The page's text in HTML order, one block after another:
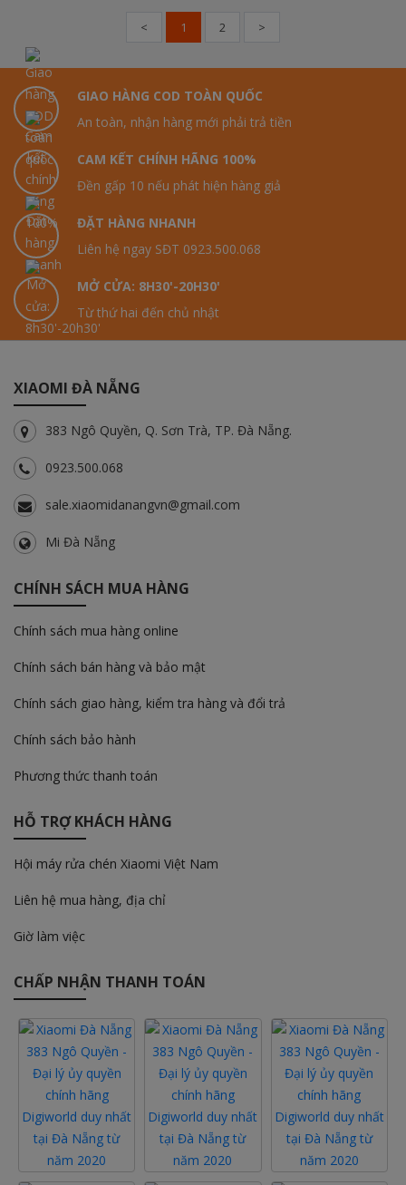
< 1 2 >
GIAO HÀNG COD TOÀN QUỐC
An toàn, nhận hàng mới phải trả tiền
CAM KẾT CHÍNH HÃNG 100%
Đền gấp 10 nếu phát hiện hàng giả
ĐẶT HÀNG NHANH
Liên hệ ngay SĐT 0923.500.068
MỞ CỬA: 8H30'-20H30'
Từ thứ hai đến chủ nhật
XIAOMI ĐÀ NẴNG
383 Ngô Quyền, Q. Sơn Trà, TP. Đà Nẵng.
0923.500.068
sale.xiaomidanangvn@gmail.com
Mi Đà Nẵng
CHÍNH SÁCH MUA HÀNG
Chính sách mua hàng online
Chính sách bán hàng và bảo mật
Chính sách giao hàng, kiểm tra hàng và đổi trả
Chính sách bảo hành
Phương thức thanh toán
HỖ TRỢ KHÁCH HÀNG
Hội máy rửa chén Xiaomi Việt Nam
Liên hệ mua hàng, địa chỉ
Giờ làm việc
CHẤP NHẬN THANH TOÁN